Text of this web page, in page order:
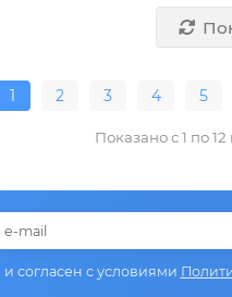
1 2 3 4 5
Показано с 1 по 12
и согласен с условиями